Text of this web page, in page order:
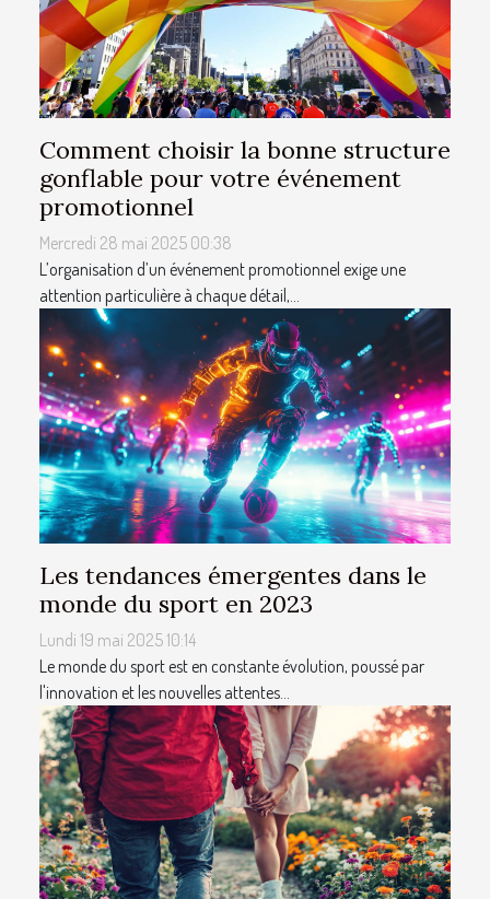
Comment choisir la bonne structure
gonflable pour votre événement
promotionnel
Mercredi 28 mai 2025 00:38
L’organisation d’un événement promotionnel exige une
attention particulière à chaque détail,...
Les tendances émergentes dans le
monde du sport en 2023
Lundi 19 mai 2025 10:14
Le monde du sport est en constante évolution, poussé par
l'innovation et les nouvelles attentes...